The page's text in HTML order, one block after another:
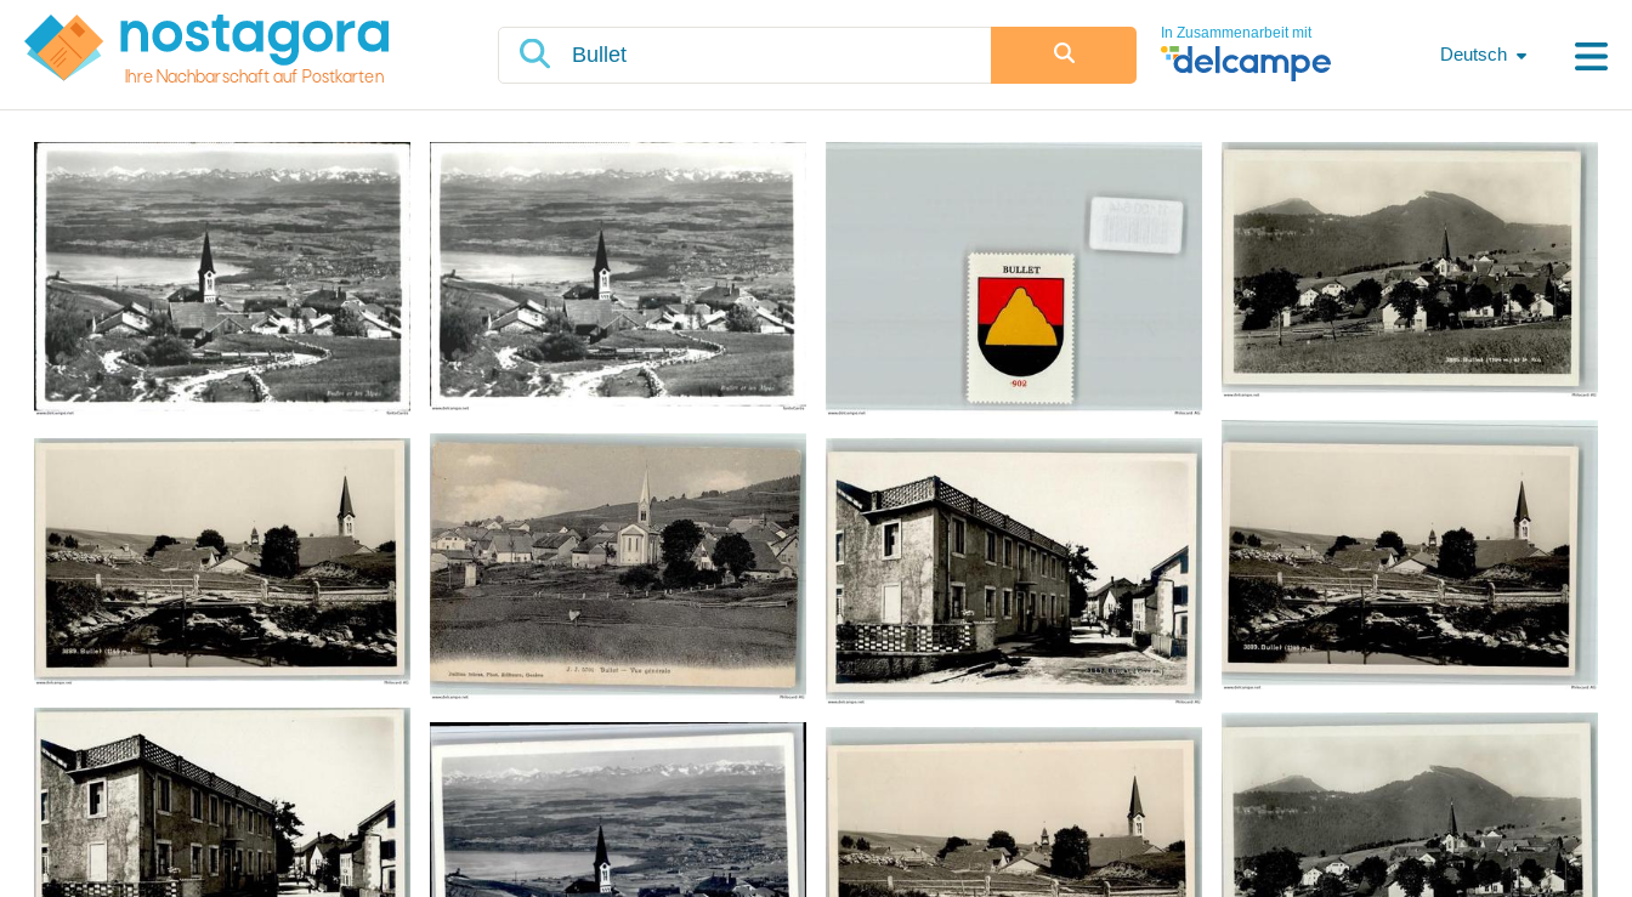
Ihre Nachbarschaft auf Postkarten
In Zusammenarbeit mit
Deutsch